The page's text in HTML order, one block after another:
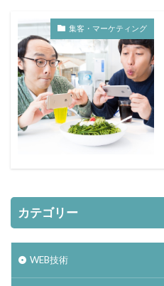
集客・マーケティング
カテゴリー
WEB技術